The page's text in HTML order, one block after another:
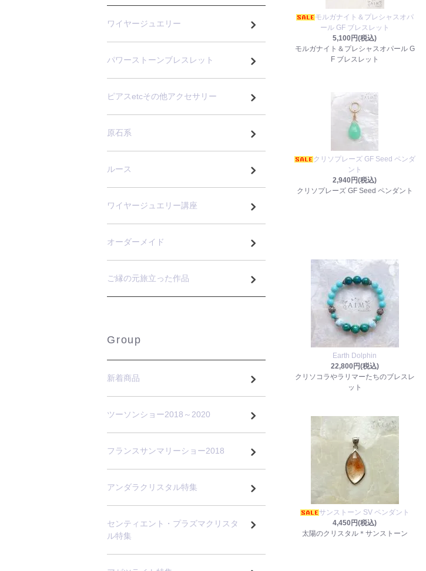
モルガナイト＆プレシャスオパ
ール GF ブレスレット
5,100円(税込)
モルガナイト＆プレシャスオパール G
F ブレスレット
クリソプレーズ GF Seed ペンダ
ント
2,940円(税込)
クリソプレーズ GF Seed ペンダント
Earth Dolphin
22,800円(税込)
クリソコラやラリマーたちのブレスレ
ット
サンストーン SV ペンダント
4,450円(税込)
太陽のクリスタル＊サンストーン
ワイヤージュエリー
パワーストーンブレスレット
ピアスetcその他アクセサリー
原石系
ルース
ワイヤージュエリー講座
オーダーメイド
ご縁の元旅立った作品
Group
新着商品
ツーソンショー2018～2020
フランスサンマリーショー2018
アンダラクリスタル特集
センティエント・プラズマクリスタ
ル特集